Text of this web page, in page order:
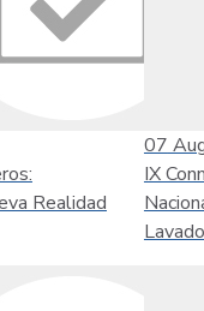
Realidad
07
IX